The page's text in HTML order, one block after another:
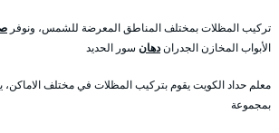
تركيب المظلات بمختلف المناطق المعرضة للشمس، ونوفر
الأبواب المخازن الجدراندهان سور الحديد
معلم حداد الكويت يقوم بتركيب المظلات في مختلف الاماكن،
بمجموعة